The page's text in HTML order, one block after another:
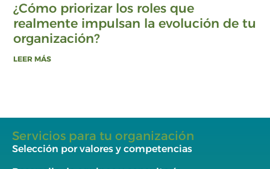
¿Cómo priorizar los roles que
realmente impulsan la evolución de tu
organización?
LEER MÁS
Servicios para tu organización
Selección por valores y competencias